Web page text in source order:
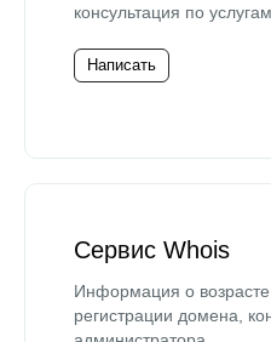
консультация по услугам.
Написать
Сервис Whois
Информация о возрасте
регистрации домена,